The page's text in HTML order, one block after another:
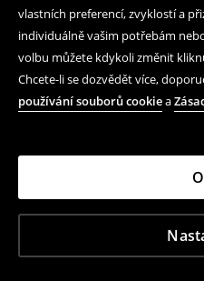
vlastních preferencí, zvyklostí a
individuálně vašim potřebám
volbu můžete kdykoli změnit
Chcete-li se dozvědět více,
používání souborů cookiea
Obchodní podmínky a
Právní záležitosti
9 DIČ CZ26698714 (KRS)
vložka 88159